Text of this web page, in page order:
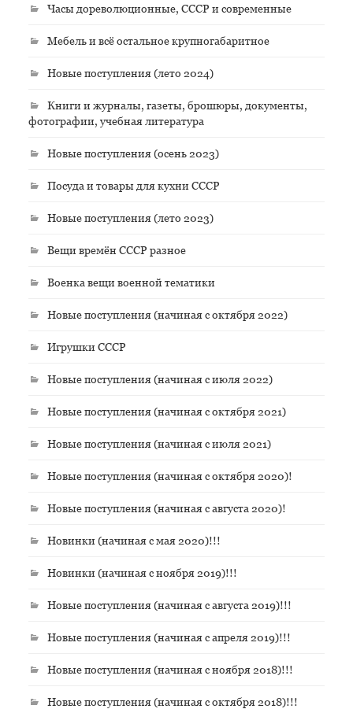
Часы дореволюционные, СССР и современные
Мебель и всё остальное крупногабаритное
Новые поступления (лето 2024)
Книги и журналы, газеты, брошюры, документы,
фотографии, учебная литература
Новые поступления (осень 2023)
Посуда и товары для кухни СССР
Новые поступления (лето 2023)
Вещи времён СССР разное
Военка вещи военной тематики
Новые поступления (начиная с октября 2022)
Игрушки СССР
Новые поступления (начиная с июля 2022)
Новые поступления (начиная с октября 2021)
Новые поступления (начиная с июля 2021)
Новые поступления (начиная с октября 2020)!
Новые поступления (начиная с августа 2020)!
Новинки (начиная с мая 2020)!!!
Новинки (начиная с ноября 2019)!!!
Новые поступления (начиная с августа 2019)!!!
Новые поступления (начиная с апреля 2019)!!!
Новые поступления (начиная с ноября 2018)!!!
Новые поступления (начиная с октября 2018)!!!